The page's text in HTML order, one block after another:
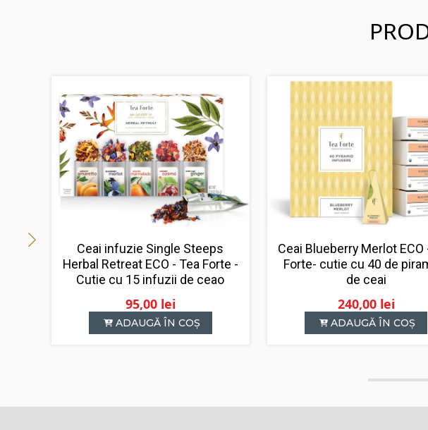
Ceai infuzie Single Steeps
Herbal Retreat ECO - Tea Forte -
Cutie cu 15 infuzii de ceao
95,00 lei
ADAUGĂ ÎN COȘ
Ceai Blueberry Merlot ECO
Forte- cutie cu 40 de
de ceai
240,00 lei
ADAUGĂ ÎN COȘ